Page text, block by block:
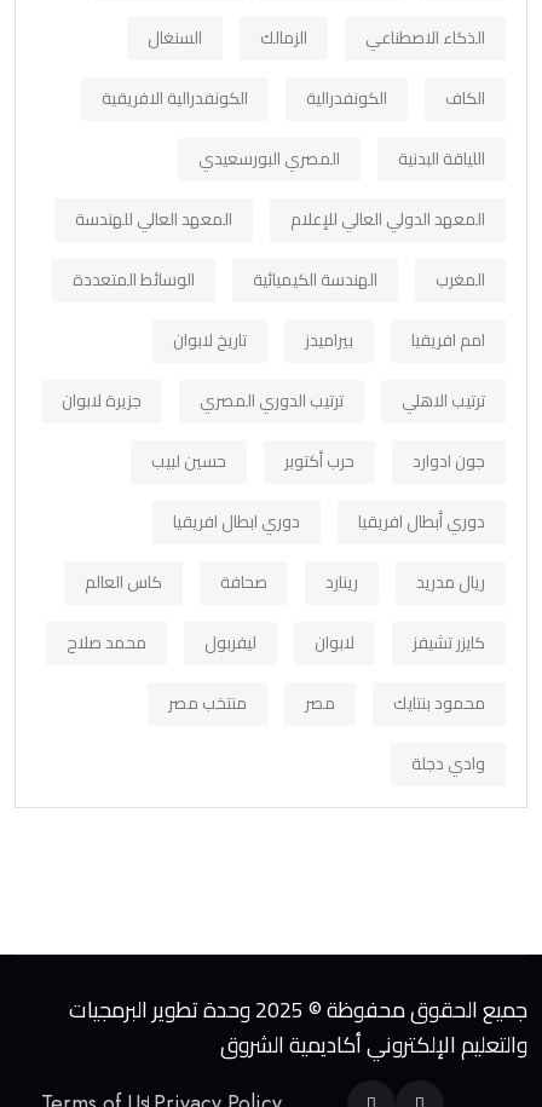
الذكاء الاصطناعي
الزمالك
السنغال
الكاف
الكونفدرالية
الكونفدرالية الافريقية
اللياقة البدنية
المصري البورسعيدي
المعهد الدولي العالي للإعلام
المعهد العالي للهندسة
المغرب
الهندسة الكيميائية
الوسائط المتعددة
امم افريقيا
بيراميدز
تاريخ لابوان
ترتيب الاهلي
ترتيب الدوري المصري
جزيرة لابوان
جون ادوارد
حرب أكتوبر
حسين لبيب
دوري أبطال افريقيا
دوري ابطال افريقيا
ريال مدريد
رينارد صحافة
كاس العالم
كايزر تشيفز
لابوان ليفربول
محمد صلاح
محمود بنتايك
مصر
منتخب مصر
وادي دجلة
جميع الحقوق محفوظة © 2025 وحدة تطوير البرمجيات
والتعليم الإلكتروني أكاديمية الشروق